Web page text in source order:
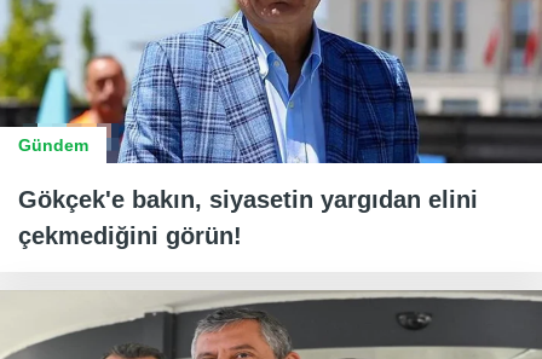
Gündem
Gökçek'e bakın, siyasetin yargıdan elini
çekmediğini görün!